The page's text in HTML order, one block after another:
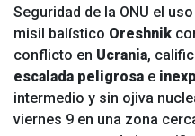
Seguridad de la ONU el
misil balístico Oreshnik
conflicto en Ucrania,
escalada peligrosa e
intermedio y sin ojiva
viernes 9 en una zona